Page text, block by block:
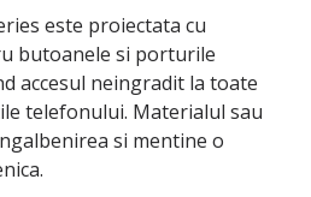
este proiectata cu
butoanele si porturile
accesul neingradit la toate
telefonului. Materialul sau
si mentine o